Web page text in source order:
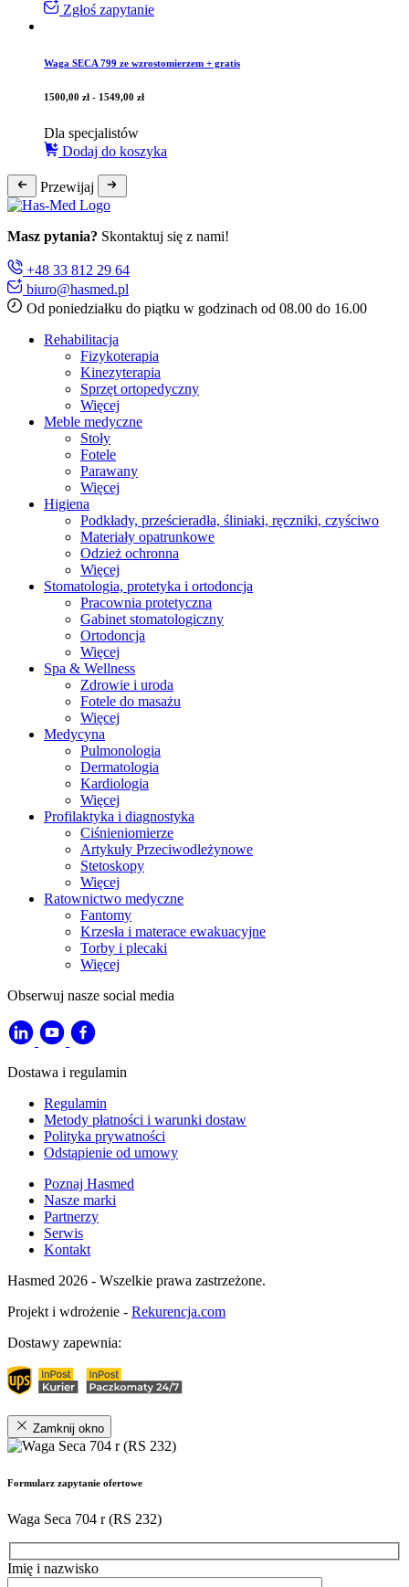
Zgłoś zapytanie
Waga SECA 799 ze wzrostomierzem + gratis
1500,00 zł - 1549,00 zł
Dla specjalistów
Dodaj do koszyka
Przewijaj
Masz pytania? Skontaktuj się z nami!
+48 33 812 29 64
biuro@hasmed.pl
Od poniedziałku do piątku w godzinach od 08.00 do 16.00
Rehabilitacja
Fizykoterapia
Kinezyterapia
Sprzęt ortopedyczny
Więcej
Meble medyczne
Stoły
Fotele
Parawany
Więcej
Higiena
Podkłady, prześcieradła, śliniaki, ręczniki, czyściwo
Materiały opatrunkowe
Odzież ochronna
Więcej
Stomatologia, protetyka i ortodoncja
Pracownia protetyczna
Gabinet stomatologiczny
Ortodoncja
Więcej
Spa & Wellness
Zdrowie i uroda
Fotele do masażu
Więcej
Medycyna
Pulmonologia
Dermatologia
Kardiologia
Więcej
Profilaktyka i diagnostyka
Ciśnieniomierze
Artykuły Przeciwodleżynowe
Stetoskopy
Więcej
Ratownictwo medyczne
Fantomy
Krzesła i materace ewakuacyjne
Torby i plecaki
Więcej
Obserwuj nasze social media
Dostawa i regulamin
Regulamin
Metody płatności i warunki dostaw
Polityka prywatności
Odstąpienie od umowy
Poznaj Hasmed
Nasze marki
Partnerzy
Serwis
Kontakt
Hasmed 2026 - Wszelkie prawa zastrzeżone.
Projekt i wdrożenie - Rekurencja.com
Dostawy zapewnia:
Zamknij okno
Formularz zapytanie ofertowe
Waga Seca 704 r (RS 232)
Imię i nazwisko